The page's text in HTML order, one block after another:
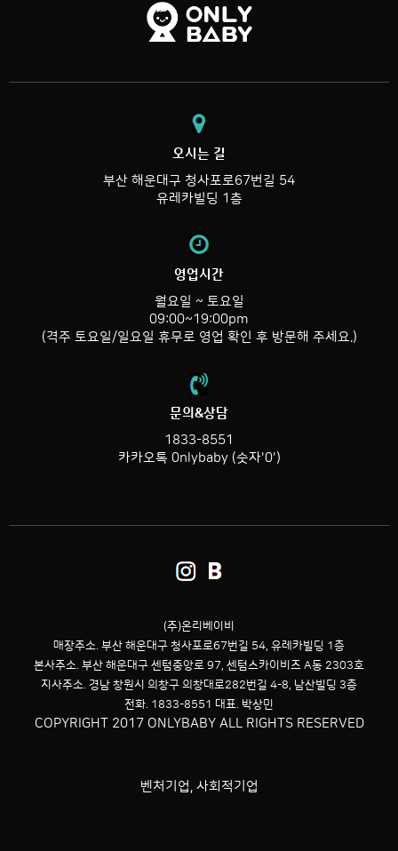
오시는 길
부산 해운대구 청사포로67번길 54
유레카빌딩 1층
영업시간
월요일 ~ 토요일
09:00~19:00pm
(격주 토요일/일요일 휴무로 영업 확인 후 방문해 주세요.)
문의&상담
1833-8551
카카오톡 0nlybaby (숫자'0')
(주)온리베이비
매장주소. 부산 해운대구 청사포로67번길 54, 유레카빌딩 1층
본사주소. 부산 해운대구 센텀중앙로 97, 센텀스카이비즈 A동 2303호
지사주소. 경남 창원시 의창구 의창대로282번길 4-8, 남산빌딩 3층
전화. 1833-8551 대표. 박상민
COPYRIGHT 2017 ONLYBABY ALL RIGHTS RESERVED
벤처기업, 사회적기업